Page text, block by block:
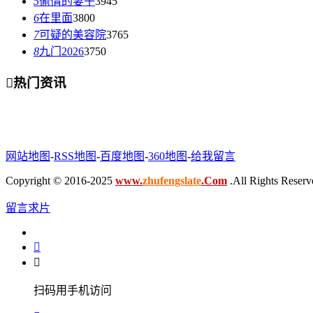
6在里面3800
7可疑的美容院3765
8九门20263750
热门资讯
网站地图-RSS地图-百度地图-360地图-给我留言
Copyright © 2016-2025 www.zhufengslate.Com .All Rights
留言求片


扫码用手机访问